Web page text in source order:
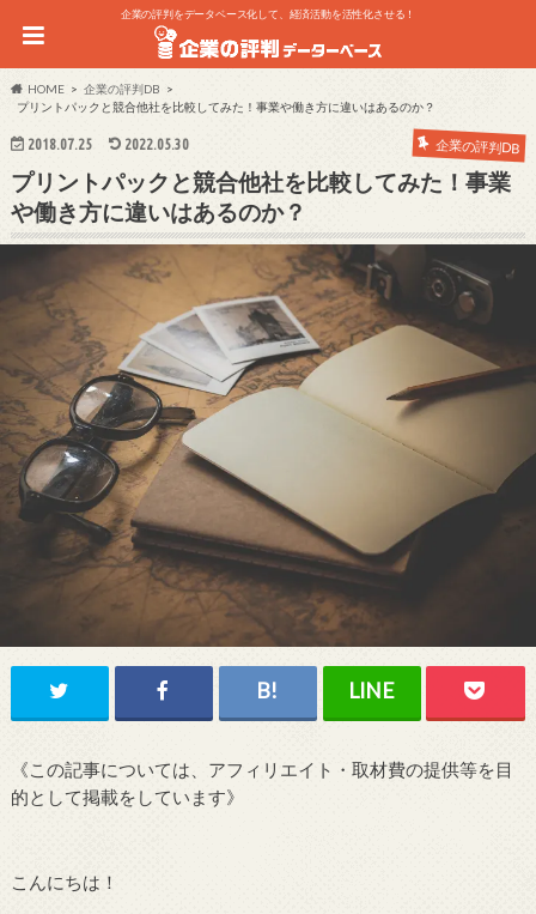
企業の評判をデータベース化して、経済活動を活性化させる！
HOME
企業の評判DB
プリントパックと競合他社を比較してみた！事業や働き方に違いはあるのか？
2018.07.25 2022.05.30 企業の評判DB
プリントパックと競合他社を比較してみた！事業
や働き方に違いはあるのか？
《この記事については、アフィリエイト・取材費の提供等を目
的として掲載をしています》
こんにちは！